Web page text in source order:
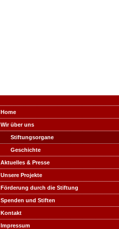
Home
Wir über uns
Stiftungsorgane
Geschichte
Aktuelles & Presse
Unsere Projekte
Förderung durch die Stiftung
Spenden und Stiften
Kontakt
Impressum